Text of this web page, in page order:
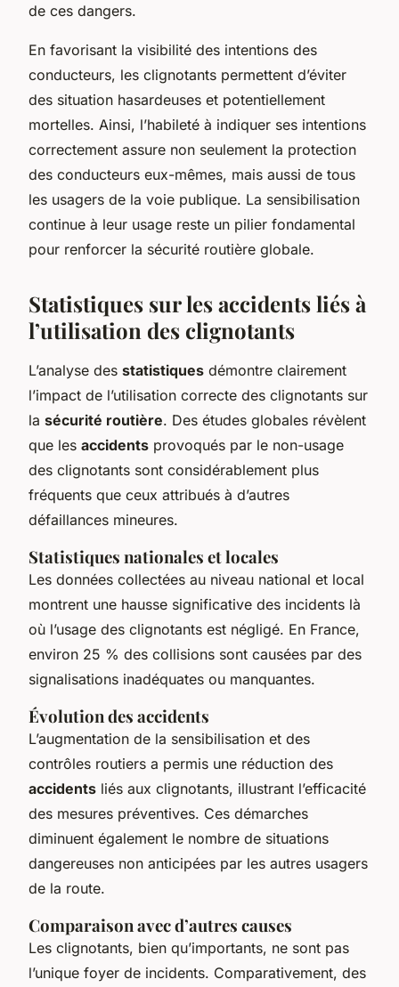
de ces dangers.
En favorisant la visibilité des intentions des
conducteurs, les clignotants permettent d’éviter
des situation hasardeuses et potentiellement
mortelles. Ainsi, l’habileté à indiquer ses intentions
correctement assure non seulement la protection
des conducteurs eux-mêmes, mais aussi de tous
les usagers de la voie publique. La sensibilisation
continue à leur usage reste un pilier fondamental
pour renforcer la sécurité routière globale.
Statistiques sur les accidents liés à
l’utilisation des clignotants
L’analyse des statistiques démontre clairement
l’impact de l’utilisation correcte des clignotants sur
la sécurité routière. Des études globales révèlent
que les accidents provoqués par le non-usage
des clignotants sont considérablement plus
fréquents que ceux attribués à d’autres
défaillances mineures.
Statistiques nationales et locales
Les données collectées au niveau national et local
montrent une hausse significative des incidents là
où l’usage des clignotants est négligé. En France,
environ 25 % des collisions sont causées par des
signalisations inadéquates ou manquantes.
Évolution des accidents
L’augmentation de la sensibilisation et des
contrôles routiers a permis une réduction des
accidents liés aux clignotants, illustrant l’efficacité
des mesures préventives. Ces démarches
diminuent également le nombre de situations
dangereuses non anticipées par les autres usagers
de la route.
Comparaison avec d’autres causes
Les clignotants, bien qu’importants, ne sont pas
l’unique foyer de incidents. Comparativement, des